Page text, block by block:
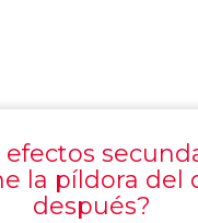
efectos
la píldora del
después?